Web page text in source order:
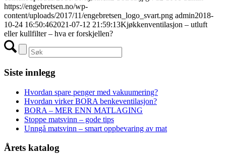
https://engebretsen.no/wp-
content/uploads/2017/11/engebretsen_logo_svart.png admin2018-
10-24 16:50:462021-07-12 21:59:13Kjøkkenventilasjon – utluft
eller kullfilter – hva er forskjellen?
Siste innlegg
Hvordan spare penger med vakuumering?
Hvordan virker BORA benkeventilasjon?
BORA – MER ENN MATLAGING
Stoppe matsvinn – gode tips
Unngå matsvinn – smart oppbevaring av mat
Årets katalog